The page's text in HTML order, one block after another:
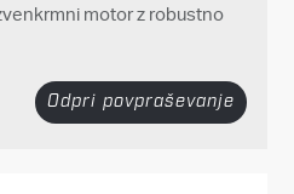
motor z robustno
Odpri povpraševanje